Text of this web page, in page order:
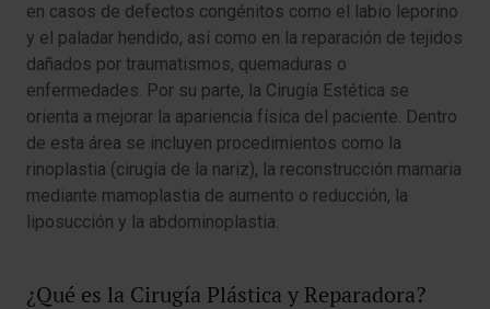
en casos de defectos congénitos como el labio leporino
y el paladar hendido, así como en la reparación de tejidos
dañados por traumatismos, quemaduras o
enfermedades. Por su parte, la Cirugía Estética se
orienta a mejorar la apariencia física del paciente. Dentro
de esta área se incluyen procedimientos como la
rinoplastia (cirugía de la nariz), la reconstrucción mamaria
mediante mamoplastia de aumento o reducción, la
liposucción y la abdominoplastia.
¿Qué es la Cirugía Plástica y Reparadora?